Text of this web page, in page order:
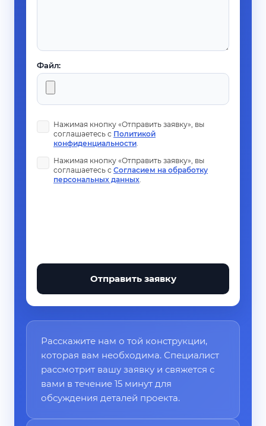
Файл:
Нажимая кнопку «Отправить заявку», вы
соглашаетесь с Политикой
конфиденциальности
Нажимая кнопку «Отправить заявку», вы
соглашаетесь с Согласием на обработку
персональных данных
Отправить заявку
Расскажите нам о той конструкции,
которая вам необходима. Специалист
рассмотрит вашу заявку и свяжется с
вами в течение 15 минут для
обсуждения деталей проекта.